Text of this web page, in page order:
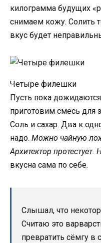
килограмма будущих
снимаем кожу. Солить
вкус будет
Четыре филешки
Пусть пока
приготовим смесь для
Соль и сахар. Два к
надо. Можно чайную
Архитектор протестует.
вкусна сама по себе.
Слышал, что
Считаю это
превратить сёмгу в